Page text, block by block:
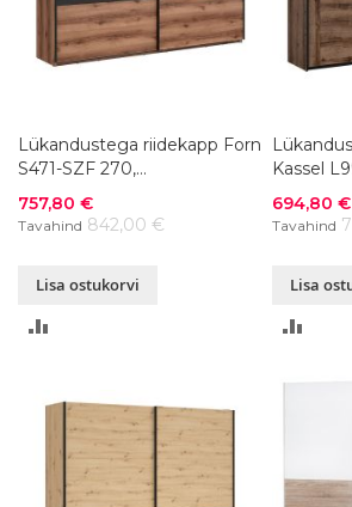
Lükandustega riidekapp Forn
S471-SZF 270,
270x58xK218,5 cm, värvivalik
Soodushind
757,80 €
Tavahind 842,00 €
Lisa ostukorvi
Kassel
Soodushind
694,80 €
Tavahind
Lisa